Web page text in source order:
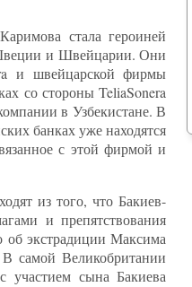
стала героиней
Швеции и Швейцарии. Они
и швейцарской фирмы
со стороны TeliaSonera
в Узбекистане. В
банках уже находятся
с этой фирмой и
из того, что Бакиев-
и препятствования
об экстрадиции Максима
самой Великобритании
участием сына Бакиева